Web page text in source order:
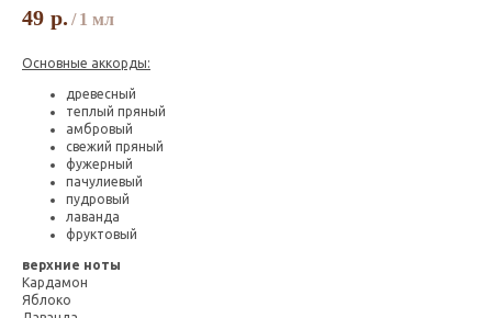
49 р. / 1 мл
Основные аккорды:
древесный
теплый пряный
амбровый
свежий пряный
фужерный
пачулиевый
пудровый
лаванда
фруктовый
верхние ноты
Кардамон
Яблоко